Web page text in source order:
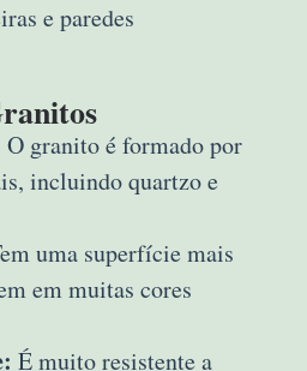
e paredes
O granito é formado por
incluindo quartzo e
uma superfície mais
em muitas cores
É muito resistente a